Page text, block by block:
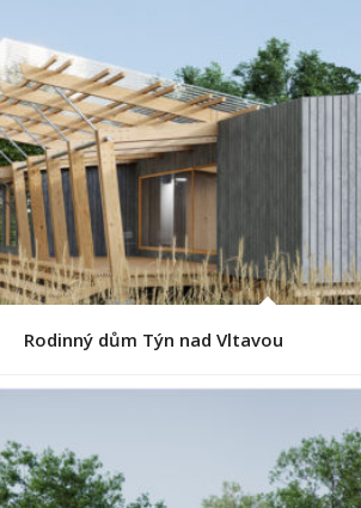
Rodinný dům Týn nad Vltavou